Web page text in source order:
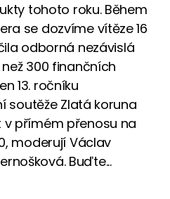
tohoto roku. Během
se dozvíme vítěze 16
odborná nezávislá
300 finančních
13. ročníku
soutěže Zlatá koruna
v přímém přenosu na
moderují Václav
Buďte...